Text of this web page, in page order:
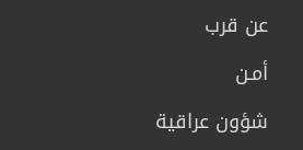
عن قرب
أمـن
شؤون عراقية